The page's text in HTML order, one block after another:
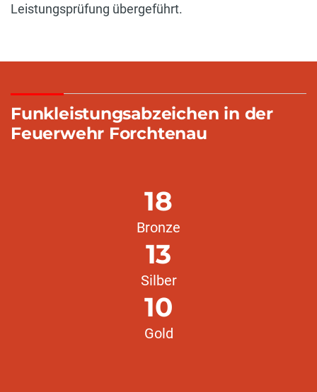
Leistungsprüfung übergeführt.
Funkleistungsabzeichen in der
Feuerwehr Forchtenau
18
Bronze
13
Silber
10
Gold